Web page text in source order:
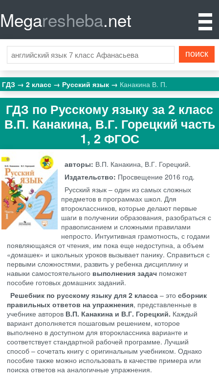
Megaresheba.net
ГДЗ 2 класс Русский язык Канакина В. П.
ГДЗ по Русскому языку за 2 класс
В.П. Канакина, В.Г. Горецкий часть
1, 2 ФГОС
авторы: В.П. Канакина, В.Г. Горецкий.
Издательство: Просвещение 2016 год.
Русский язык – один из самых сложных
предметов в программах школ. Для
второклассников, которые делают первые
шаги в получении образования, разобраться с
правописанием и сложными правилами
непросто. Интуитивная грамотность, с годами
появляющаяся от чтения, им пока еще недоступна, а объем
«домашек» и школьных уроков вызывает панику. Справиться с
первыми сложностями, развить у ребенка дисциплину и
навыки самостоятельного выполнения задач поможет
пособие готовых домашних заданий.
Решебник по русскому языку для 2 класса – это сборник
правильных ответов на упражнения, представленные в
учебнике авторов В.П. Канакина и В.Г. Горецкий. Каждый
вариант дополняется пошаговым решением, которое
выполнено в доступном для второклассника варианте и
соответствует стандартной рабочей программе. Лучший
способ – сочетать книгу с оригинальным учебником. Однако
пособие также можно использовать в качестве примера или
поиска ответов на аналогичные упражнения.